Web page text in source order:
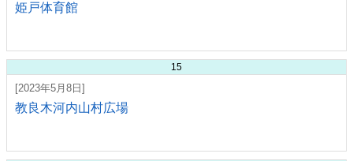
姫戸体育館
15
[2023年5月8日]
教良木河内山村広場